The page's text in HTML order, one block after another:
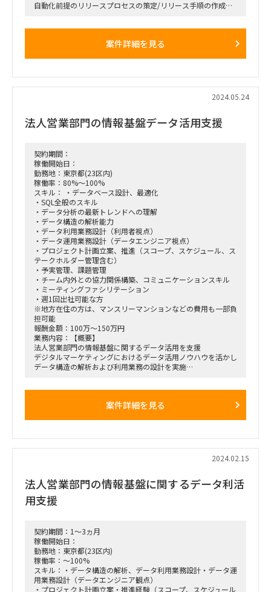
基本リモート ※月1回程度出社あり（品川）
==========================
自動化前提のリリースプロセスの策定/リリース手順の作成
既存Teraform、CFn等の理解と実装
■開始時期：即日
■稼働時間/生産幅
稼働時間： 9：00 - 18：00
固定清算：稼働幅は140h - 180h
■稼働場所
基本リモート ※月1回程度出社あり（品川）
■備考
必要スキルに加え、現状稼働しているメンバーの以下のスキル
要件を満たすこと
・Python、Ansibleなどを用いた運用/リリース自動化の構築経
験5年
・AWSでの環境構築経験
（RDS,Redshift,SMS/SQS,RDS,Lamda etc）
・CI/CDパイプラインの構築経験
・アジャイルでのシステム開発経験
・クラウドネットワークの構築経験
・JIRA/Confulence相当を利用した開発経験
・EKSなどのシステム運用監視業務経験
==========================================
案件詳細を見る
2024.05.24
法人営業部門の情報基盤データ活用支援
契約期間：
稼働開始日：
勤務地：東京都(23区内)
稼働率：80%～100%
スキル： ・データベース設計、最適化
・SQL全般のスキル
・データ分析の最新トレンドへの理解
・データ構造の解析能力
・データ利用業務設計（利用者視点）
・データ運用業務設計（データエンジニア視点）
・プロジェクト計画立案、推進（スコープ、スケジュール、ス
テークホルダー管理含む）
・予実管理、課題管理
・チーム内外との協力関係構築、コミュニケーションスキル
・ミーティングファシリテーション
・週1回出社可能な方
※地方在住の方は、マンスリーマンションなどの費用も一部負
担可能
報酬金額：100万～150万円
業務内容：【概要】
法人営業部門の情報基盤に関するデータ活用を支援
デジタルマーケティングにおけるデータ活用ノウハウを活かし
データ構造の解析および利用業務の設計を実施
案件詳細を見る
2024.02.15
法人営業部門の情報基盤に関するデータ利活
用支援
契約期間：1～3ヵ月
稼働開始日：
勤務地：東京都(23区内)
稼働率：～100%
スキル：・データ構造の解析、データ利用業務設計・データ運
用業務設計（データエンジニア観点）
・プロジェクト計画立案・推進経験（スコープ、スケジュール